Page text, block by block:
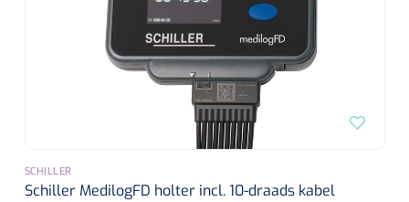
SCHILLER
Schiller MedilogFD holter incl. 10-draads kabel